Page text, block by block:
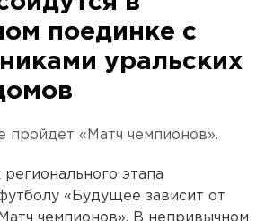
поединке с
уральских
пройдет «Матч чемпионов».
этапа
«Будущее зависит от
чемпионов». В непривычном